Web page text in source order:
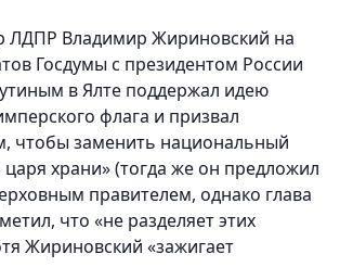
ЛДПР Владимир Жириновский на
Госдумы с президентом России
в Ялте поддержал идею
флага и призвал
чтобы заменить национальный
храни» (тогда же он предложил
правителем, однако глава
что «не разделяет этих
Жириновский «зажигает